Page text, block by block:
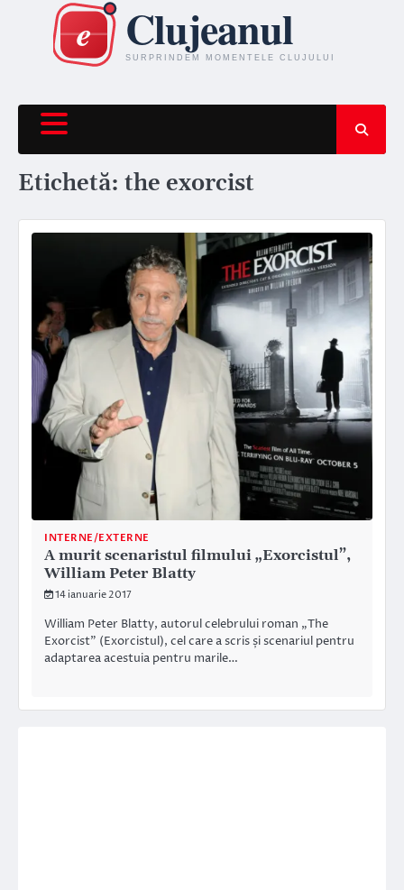
content
Etichetă: the exorcist
INTERNE/EXTERNE
A murit scenaristul filmului „Exorcistul”,
William Peter Blatty
14 ianuarie 2017
William Peter Blatty, autorul celebrului roman „The
Exorcist” (Exorcistul), cel care a scris și scenariul pentru
adaptarea acestuia pentru marile…